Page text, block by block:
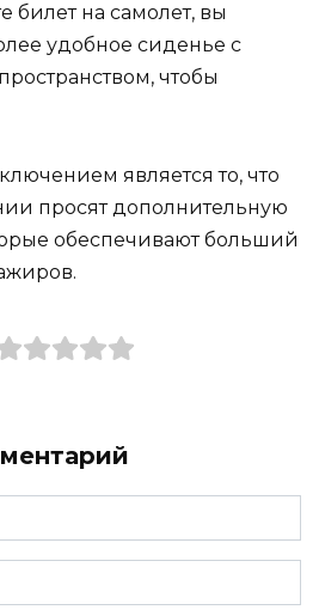
билет на самолет, вы
удобное сиденье с
чтобы
является то, что
просят дополнительную
обеспечивают больший